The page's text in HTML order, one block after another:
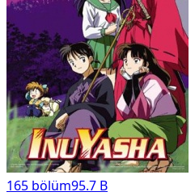
165 bölüm95.7 B